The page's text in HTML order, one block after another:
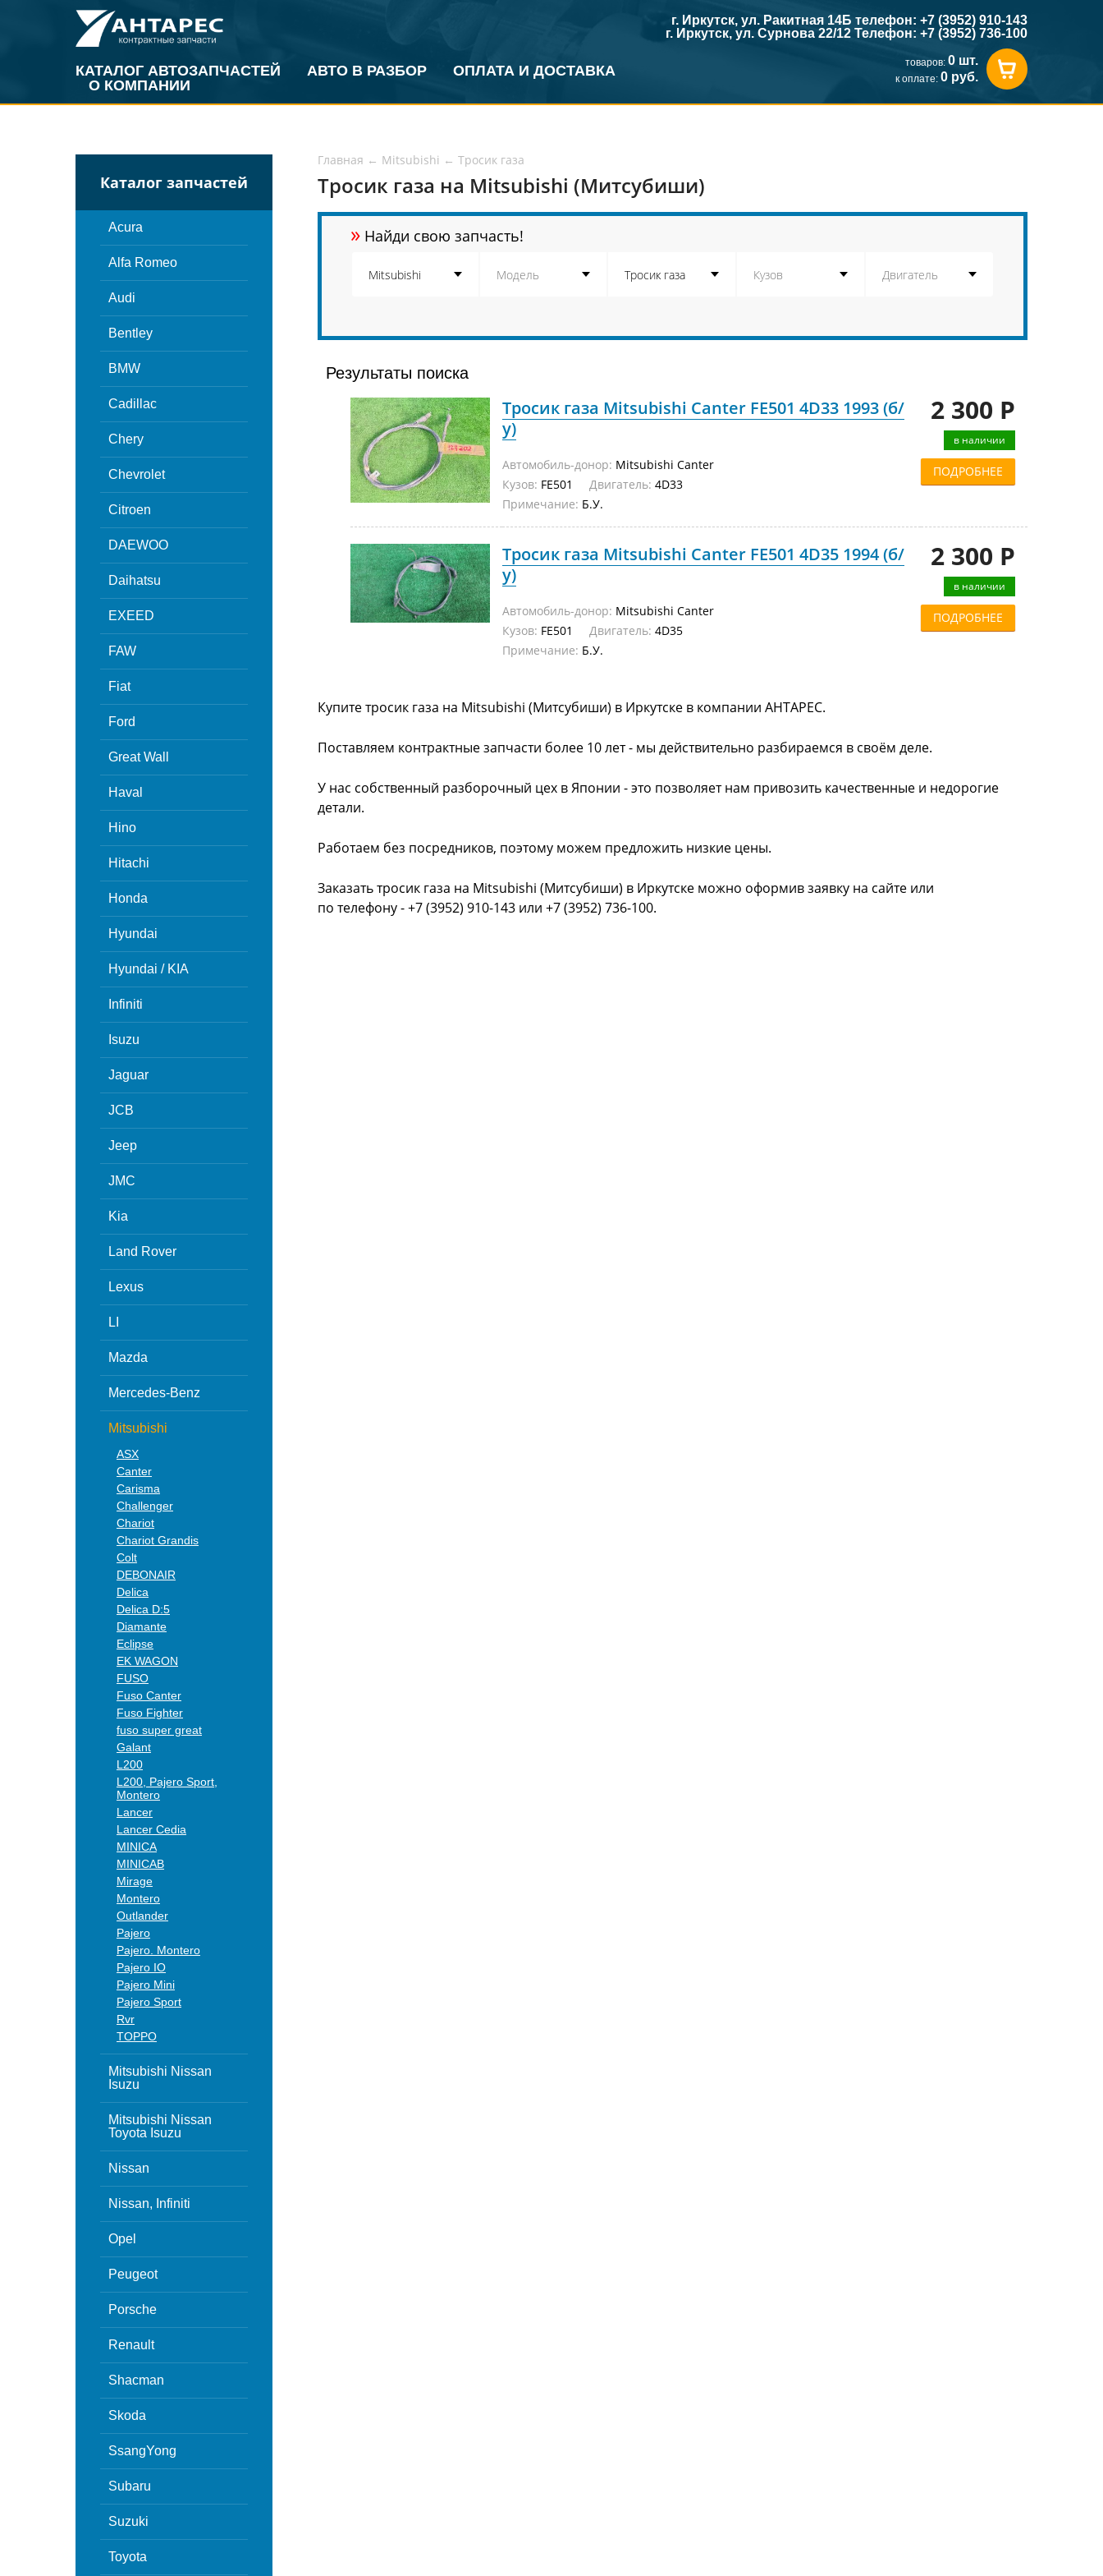
КАТАЛОГ АВТОЗАПЧАСТЕЙ АВТО В РАЗБОР
ОПЛАТА И ДОСТАВКА
О КОМПАНИИ
г. Иркутск, ул. Ракитная 14Б телефон: +7 (3952) 910-143
г. Иркутск, ул. Сурнова 22/12 Телефон: +7 (3952) 736-100
товаров: 0 шт.
к оплате: 0 руб.
Каталог запчастей
Acura
Alfa Romeo
Audi
Bentley
BMW
Cadillac
Chery
Chevrolet
Citroen
DAEWOO
Daihatsu
EXEED
FAW
Fiat
Ford
Great Wall
Haval
Hino
Hitachi
Honda
Hyundai
Hyundai / KIA
Infiniti
Isuzu
Jaguar
JCB
Jeep
JMC
Kia
Land Rover
Lexus
LI
Mazda
Mercedes-Benz
Mitsubishi
ASX
Canter
Carisma
Challenger
Chariot
Chariot Grandis
Colt
DEBONAIR
Delica
Delica D:5
Diamante
Eclipse
EK WAGON
FUSO
Fuso Canter
Fuso Fighter
fuso super great
Galant
L200
L200, Pajero Sport,
Montero
Lancer
Lancer Cedia
MINICA
MINICAB
Mirage
Montero
Outlander
Pajero
Pajero. Montero
Pajero IO
Pajero Mini
Pajero Sport
Rvr
TOPPO
Mitsubishi Nissan
Isuzu
Mitsubishi Nissan
Toyota Isuzu
Nissan
Nissan, Infiniti
Opel
Peugeot
Porsche
Renault
Shacman
Skoda
SsangYong
Subaru
Suzuki
Toyota
Главная ← Mitsubishi ← Тросик газа
Тросик газа на Mitsubishi (Митсубиши)
» Найди свою запчасть!
Результаты поиска
Тросик газа Mitsubishi Canter FE501 4D33 1993 (б/
у)
Автомобиль-донор: Mitsubishi Canter
Кузов: FE501 Двигатель: 4D33
Примечание: Б.У.
2 300 Р
в наличии
ПОДРОБНЕЕ
Тросик газа Mitsubishi Canter FE501 4D35 1994 (б/
у)
Автомобиль-донор: Mitsubishi Canter
Кузов: FE501 Двигатель: 4D35
Примечание: Б.У.
2 300 Р
в наличии
ПОДРОБНЕЕ
Купите тросик газа на Mitsubishi (Митсубиши) в Иркутске в компании АНТАРЕС.
Поставляем контрактные запчасти более 10 лет - мы действительно разбираемся в своём деле.
У нас собственный разборочный цех в Японии - это позволяет нам привозить качественные и недорогие
детали.
Работаем без посредников, поэтому можем предложить низкие цены.
Заказать тросик газа на Mitsubishi (Митсубиши) в Иркутске можно оформив заявку на сайте или
по телефону - +7 (3952) 910-143 или +7 (3952) 736-100.